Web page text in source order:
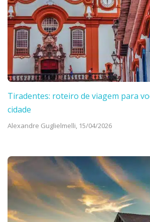
Tiradentes: roteiro de viagem para
cidade
Alexandre Guglielmelli, 15/04/2026